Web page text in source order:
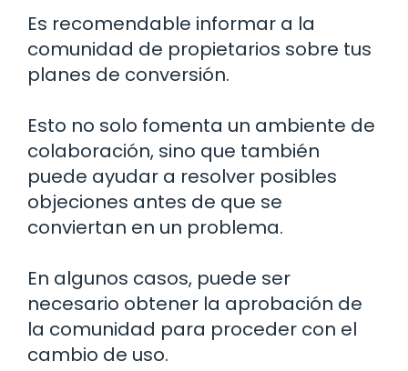
Es recomendable informar a la
comunidad de propietarios sobre tus
planes de conversión.
Esto no solo fomenta un ambiente de
colaboración, sino que también
puede ayudar a resolver posibles
objeciones antes de que se
conviertan en un problema.
En algunos casos, puede ser
necesario obtener la aprobación de
la comunidad para proceder con el
cambio de uso.